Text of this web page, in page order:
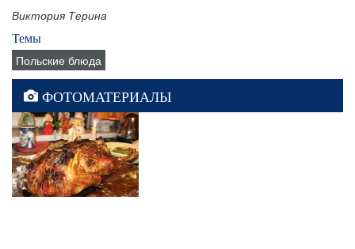
Виктория Терина
Темы
Польские блюда
ФОТОМАТЕРИАЛЫ